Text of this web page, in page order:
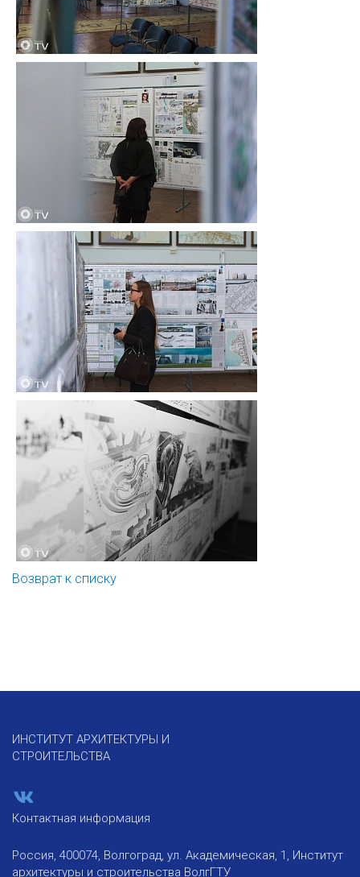
Возврат к списку
ИНСТИТУТ АРХИТЕКТУРЫ И
СТРОИТЕЛЬСТВА
Контактная информация
Россия, 400074, Волгоград, ул. Академическая, 1, Институт
архитектуры и строительства ВолгГТУ